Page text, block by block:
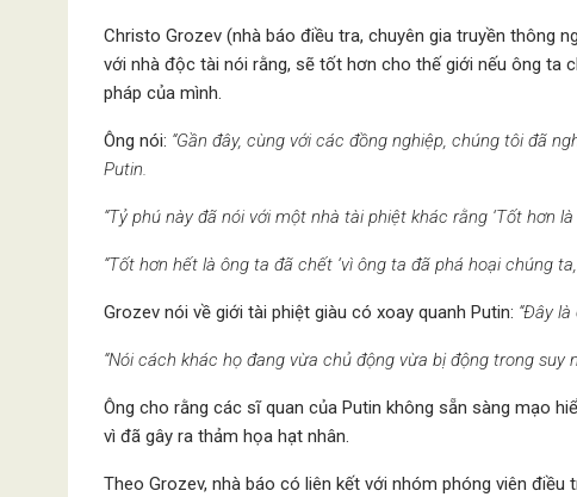
Christo Grozev (nhà báo điều tra, chuyên gia truyền thông
với nhà độc tài nói rằng, sẽ tốt hơn cho thế giới nếu ông ta
pháp của mình.
Ông nói: “Gần đây, cùng với các đồng nghiệp, chúng tôi đã
Putin.
“Tỷ phú này đã nói với một nhà tài phiệt khác rằng ‘Tốt hơn
“Tốt hơn hết là ông ta đã chết ‘vì ông ta đã phá hoại chúng
Grozev nói về giới tài phiệt giàu có xoay quanh Putin: “Đây
“Nói cách khác họ đang vừa chủ động vừa bị động trong suy
Ông cho rằng các sĩ quan của Putin không sẵn sàng mạo
vì đã gây ra thảm họa hạt nhân.
Theo Grozev, nhà báo có liên kết với nhóm phóng viên